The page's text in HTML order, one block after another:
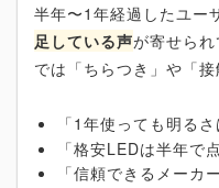
半年〜1年経過したユー
足している声が寄せら
では「ちらつき」や「
「1年使っても明る
「格安LEDは半年で
「信頼できるメーカ